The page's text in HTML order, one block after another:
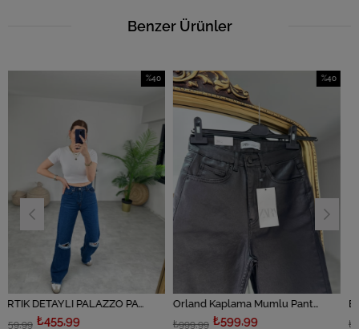
Benzer Ürünler
YIRTIK DETAYLI PALAZZO PANTOLON Orland Kaplama Mumlu Pantolon
₺599,99
%40İndirim
Bordo Mumlu